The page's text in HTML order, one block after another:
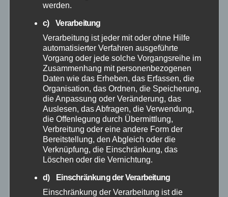
Februar 2026
Januar 2026
Dezember 2025
November 2025
Oktober 2025
September 2025
werden.
c) Verarbeitung
Verarbeitung ist jeder mit oder ohne Hilfe
automatisierter Verfahren ausgeführte
Vorgang oder jede solche Vorgangsreihe im
Zusammenhang mit personenbezogenen
Daten wie das Erheben, das Erfassen, die
Organisation, das Ordnen, die Speicherung,
die Anpassung oder Veränderung, das
Auslesen, das Abfragen, die Verwendung,
die Offenlegung durch Übermittlung,
Verbreitung oder eine andere Form der
Bereitstellung, den Abgleich oder die
Verknüpfung, die Einschränkung, das
Löschen oder die Vernichtung.
d) Einschränkung der Verarbeitung
Einschränkung der Verarbeitung ist die